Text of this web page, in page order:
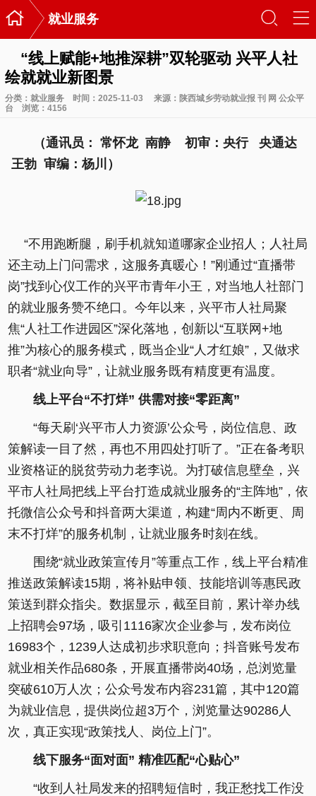
 就业服务 󰃙 󰆉
“线上赋能+地推深耕”双轮驱动 兴平人社
绘就就业新图景
分类： 就业服务 时间：2025-11-03
来源：陕西城乡劳动就业报 刊 网 公众平
台
浏览： 4156
（通讯员： 常怀龙 南静 初审：央行 央通达
王勃 审编：杨川）
“不用跑断腿，刷手机就知道哪家企业招人；人社局
还主动上门问需求，这服务真暖心！”刚通过“直播带
岗”找到心仪工作的兴平市青年小王，对当地人社部门
的就业服务赞不绝口。今年以来，兴平市人社局聚
焦“人社工作进园区”深化落地，创新以“互联网+地
推”为核心的服务模式，既当企业“人才红娘”，又做求
职者“就业向导”，让就业服务既有精度更有温度。
线上平台“不打烊” 供需对接“零距离”
“每天刷‘兴平市人力资源’公众号，岗位信息、政
策解读一目了然，再也不用四处打听了。”正在备考职
业资格证的脱贫劳动力老李说。为打破信息壁垒，兴
平市人社局把线上平台打造成就业服务的“主阵地”，依
托微信公众号和抖音两大渠道，构建“周内不断更、周
末不打烊”的服务机制，让就业服务时刻在线。
围绕“就业政策宣传月”等重点工作，线上平台精准
推送政策解读15期，将补贴申领、技能培训等惠民政
策送到群众指尖。数据显示，截至目前，累计举办线
上招聘会97场，吸引1116家次企业参与，发布岗位
16983个，1239人达成初步求职意向；抖音账号发布
就业相关作品680条，开展直播带岗40场，总浏览量
突破610万人次；公众号发布内容231篇，其中120篇
为就业信息，提供岗位超3万个，浏览量达90286人
次，真正实现“政策找人、岗位上门”。
线下服务“面对面” 精准匹配“心贴心”
“收到人社局发来的招聘短信时，我正愁找工作没